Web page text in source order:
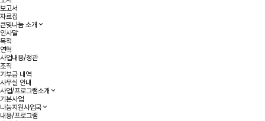
보고서
자료집
큰빛나눔 소개
인사말
목적
연혁
사업내용/정관
조직
기부금 내역
사무실 안내
사업/프로그램소개
기본사업
나눔지원사업국
내용/프로그램